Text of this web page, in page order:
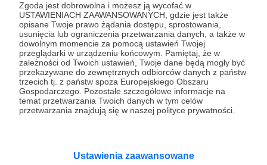
Zgoda jest dobrowolna i możesz ją wycofać w
USTAWIENIACH ZAAWANSOWANYCH, gdzie jest także
opisane Twoje prawo żądania dostępu, sprostowania,
usunięcia lub ograniczenia przetwarzania danych, a także w
dowolnym momencie za pomocą ustawień Twojej
przeglądarki w urządzeniu końcowym. Pamiętaj, że w
zależności od Twoich ustawień, Twoje dane będą mogły być
przekazywane do zewnętrznych odbiorców danych z państw
trzecich tj. z państw spoza Europejskiego Obszaru
Gospodarczego. Pozostałe szczegółowe informacje na
temat przetwarzania Twoich danych w tym celów
przetwarzania znajdują się w naszej polityce prywatności.
Ustawienia zaawansowane
książkę papierową, którą prześlę Ci do domu lub
Paczkomatu.
UWAGA: *Nagroda objęta warunkiem: minimum 3
miesiące.
Patroni: 0
miesięcznie